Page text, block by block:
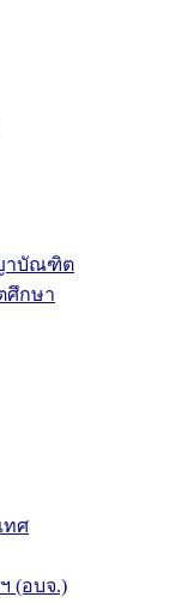
าบัณฑิต
ศึกษา
ทศ
(อบจ.)